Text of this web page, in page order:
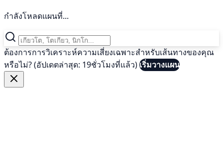
กำลังโหลดแผนที่...
ต้องการการวิเคราะห์ความเสี่ยงเฉพาะสำหรับเส้นทางของคุณ
หรือไม่? (อัปเดตล่าสุด: 19ชั่วโมงที่แล้ว)เริ่มวางแผน